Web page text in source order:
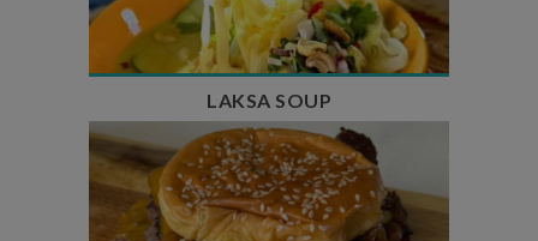
Nombre de couverts : 4
LAKSA SOUP